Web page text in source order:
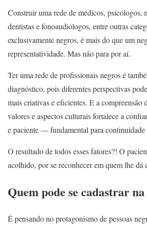
Construir uma rede de médicos, psicólogos,
dentistas e fonoaudiólogos, entre outras
exclusivamente negros, é mais do que um
representatividade. Mas não para por aí.
Ter uma rede de profissionais negros é
diagnóstico, pois diferentes perspectivas
mais criativas e eficientes. E a compreensão
valores e aspectos culturais fortalece a
e paciente — fundamental para continuidade
O resultado de todos esses fatores?! O
acolhido, por se reconhecer em quem lhe dá
Quem pode se cadastrar
É pensando no protagonismo de pessoas